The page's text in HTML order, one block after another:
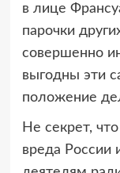
в лице
парочки
совершенно
выгодны эти
положение
Не секрет,
вреда России